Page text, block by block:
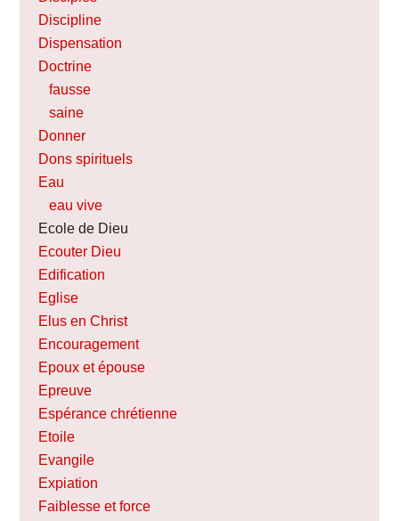
Discipline
Dispensation
Doctrine
fausse
saine
Donner
Dons spirituels
Eau
eau vive
Ecole de Dieu
Ecouter Dieu
Edification
Eglise
Elus en Christ
Encouragement
Epoux et épouse
Epreuve
Espérance chrétienne
Etoile
Evangile
Expiation
Faiblesse et force